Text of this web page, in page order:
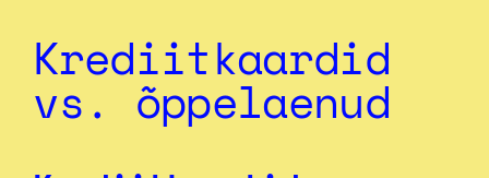
Krediitkaardid
vs. õppelaenud